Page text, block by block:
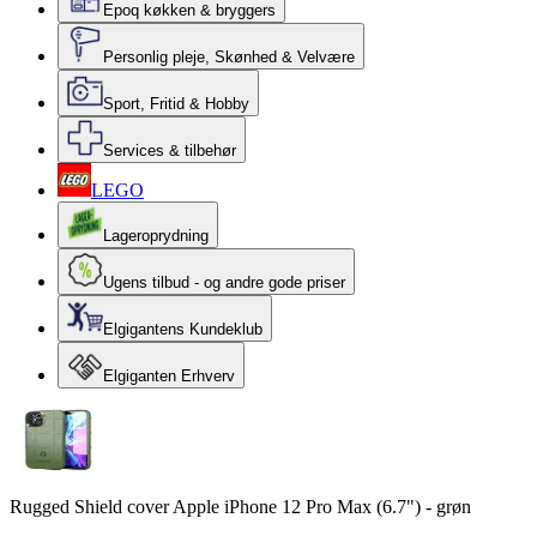
Epoq køkken & bryggers
Personlig pleje, Skønhed & Velvære
Sport, Fritid & Hobby
Services & tilbehør
LEGO
Lageroprydning
Ugens tilbud - og andre gode priser
Elgigantens Kundeklub
Elgiganten Erhverv
Rugged Shield cover Apple iPhone 12 Pro Max (6.7") - grøn